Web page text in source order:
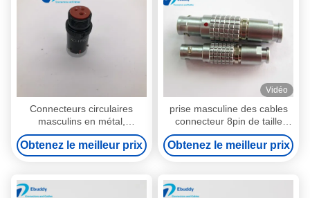
Connecteurs circulaires
masculins en métal,
connecteur circulaire à angle
droit XC14Y3KH de 3 bornes
Obtenez le meilleur prix
Vidéo
prise masculine des cables
connecteur 8pin de taille
alternative circulaire va-et-
vient de Lemo FGG 1B
Obtenez le meilleur prix